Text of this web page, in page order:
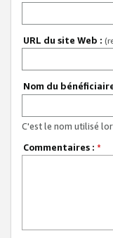
URL du site Web :
Nom du
C'est le nom utilisé
Commentaires : *